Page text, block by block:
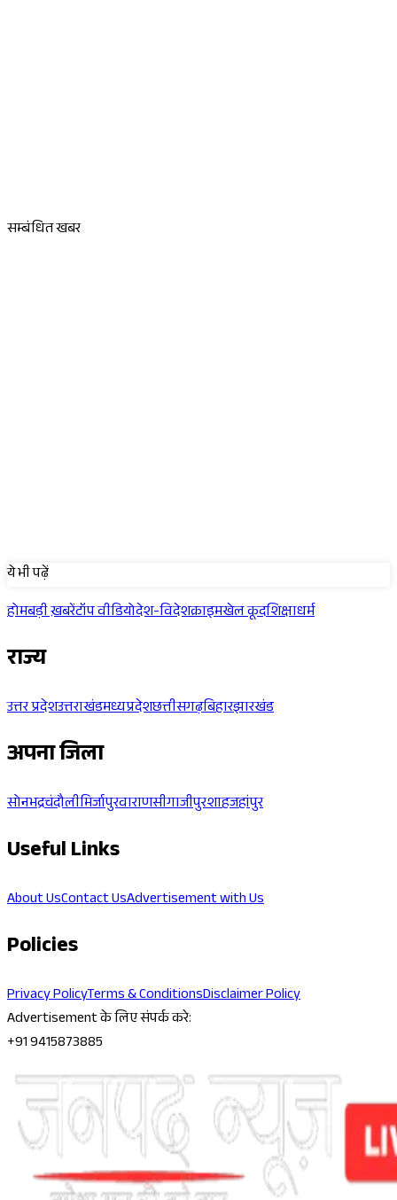
Sponsored
सम्बंधित खबर
ये भी पढ़ें
होमबड़ी ख़बरेंटॉप वीडियोदेश-विदेशक्राइमखेल कूदशिक्षाधर्म
राज्य
उत्तर प्रदेशउत्तराखंडमध्यप्रदेशछत्तीसगढ़बिहारझारखंड
अपना जिला
सोनभद्रचंदौलीमिर्जापुरवाराणसीगाजीपुरशाहजहांपुर
Useful Links
About UsContact UsAdvertisement with Us
Policies
Privacy PolicyTerms & ConditionsDisclaimer Policy
Advertisement के लिए संपर्क करे:
+91 9415873885